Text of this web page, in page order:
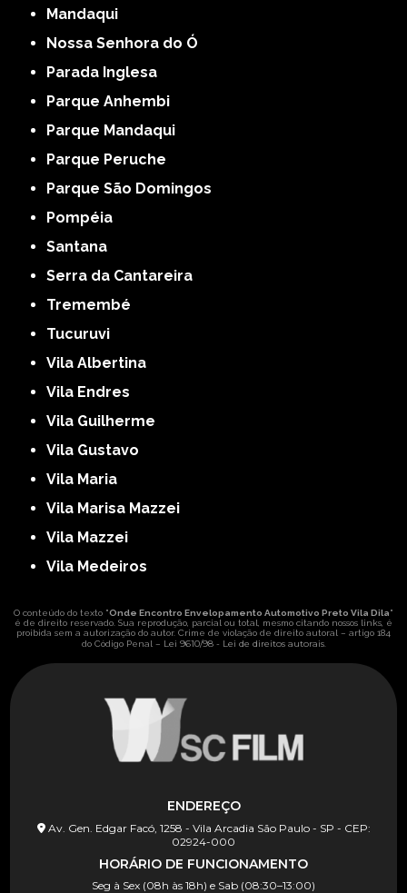
Mandaqui
Nossa Senhora do Ó
Parada Inglesa
Parque Anhembi
Parque Mandaqui
Parque Peruche
Parque São Domingos
Pompéia
Santana
Serra da Cantareira
Tremembé
Tucuruvi
Vila Albertina
Vila Endres
Vila Guilherme
Vila Gustavo
Vila Maria
Vila Marisa Mazzei
Vila Mazzei
Vila Medeiros
O conteúdo do texto "Onde Encontro Envelopamento Automotivo Preto Vila Dila"
é de direito reservado. Sua reprodução, parcial ou total, mesmo citando nossos links, é
proibida sem a autorização do autor. Crime de violação de direito autoral – artigo 184
do Código Penal – Lei 9610/98 - Lei de direitos autorais.
ENDEREÇO
Av. Gen. Edgar Facó, 1258 - Vila Arcadia São Paulo - SP - CEP:
02924-000
HORÁRIO DE FUNCIONAMENTO
Seg à Sex (08h às 18h) e Sab (08:30–13:00)